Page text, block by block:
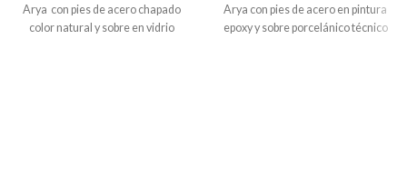
Arya con pies de acero chapado
color natural y sobre en vidrio
Arya con pies de acero en pintura
epoxy y sobre porcelánico técnico